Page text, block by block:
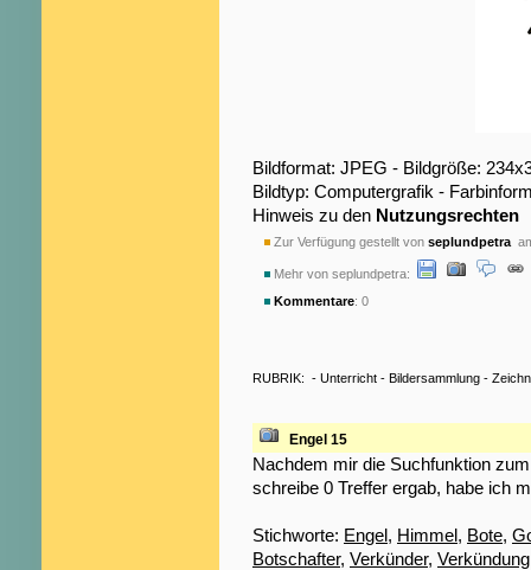
Bildformat: JPEG - Bildgröße:
Bildtyp: Computergrafik -
Hinweis zu den Nutzungsrechten
Zur Verfügung gestellt von seplundpetra
Mehr von seplundpetra:
Kommentare: 0
RUBRIK: - Unterricht - Bildersammlung -
Engel 15
Nachdem mir die Suchfunktion
schreibe 0 Treffer ergab, habe ich
Stichworte: Engel, Himmel, Bote,
Botschafter, Verkünder, Verkündung